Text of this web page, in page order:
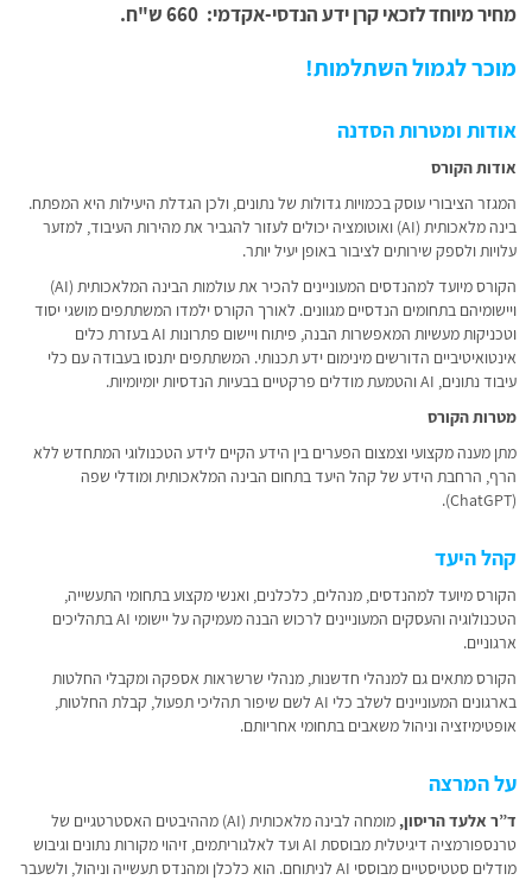
מחיר מיוחד לזכאי קרן ידע הנדסי-אקדמי: 660 ש"ח.
מוכר לגמול השתלמות!
אודות ומטרות הסדנה
אודות הקורס
המגזר הציבורי עוסק בכמויות גדולות של נתונים, ולכן הגדלת היעילות היא המפתח.
בינה מלאכותית (AI) ואוטומציה יכולים לעזור להגביר את מהירות העיבוד, למזער
עלויות ולספק שירותים לציבור באופן יעיל יותר.
הקורס מיועד למהנדסים המעוניינים להכיר את עולמות הבינה המלאכותית (AI)
ויישומיהם בתחומים הנדסיים מגוונים. לאורך הקורס ילמדו המשתתפים מושגי יסוד
וטכניקות מעשיות המאפשרות הבנה, פיתוח ויישום פתרונות AI בעזרת כלים
אינטואיטיביים הדורשים מינימום ידע תכנותי. המשתתפים יתנסו בעבודה עם כלי
עיבוד נתונים, AI והטמעת מודלים פרקטיים בבעיות הנדסיות יומיומיות.
מטרות הקורס
מתן מענה מקצועי וצמצום הפערים בין הידע הקיים לידע הטכנולוגי המתחדש ללא
הרף, הרחבת הידע של קהל היעד בתחום הבינה המלאכותית ומודלי שפה
(ChatGPT).
קהל היעד
הקורס מיועד למהנדסים, מנהלים, כלכלנים, ואנשי מקצוע בתחומי התעשייה,
הטכנולוגיה והעסקים המעוניינים לרכוש הבנה מעמיקה על יישומי AI בתהליכים
ארגוניים.
הקורס מתאים גם למנהלי חדשנות, מנהלי שרשראות אספקה ומקבלי החלטות
בארגונים המעוניינים לשלב כלי AI לשם שיפור תהליכי תפעול, קבלת החלטות,
אופטימיזציה וניהול משאבים בתחומי אחריותם.
על המרצה
ד”ר אלעד הריסון,
מומחה לבינה מלאכותית (AI) מההיבטים האסטרטגיים של
טרנספורמציה דיגיטלית מבוססת AI ועד לאלגוריתמים, זיהוי מקורות נתונים וגיבוש
מודלים סטטיסטיים מבוססי AI לניתוחם. הוא כלכלן ומהנדס תעשייה וניהול, ולשעבר